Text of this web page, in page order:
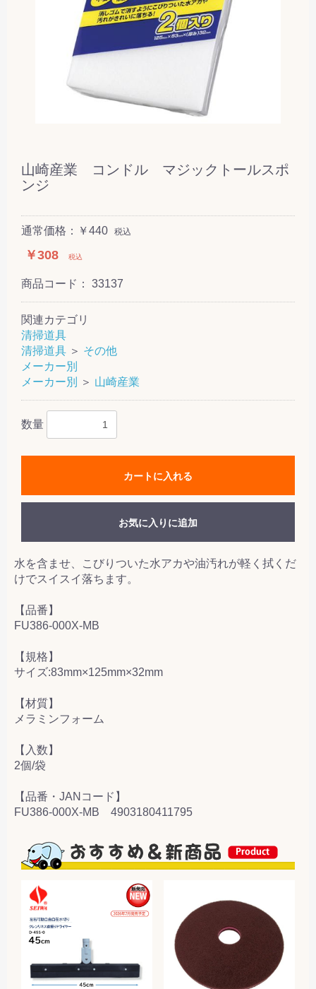
山崎産業 コンドル マジックトールスポ
ンジ
通常価格：￥440 税込
￥308 税込
商品コード： 33137
関連カテゴリ
清掃道具
清掃道具 ＞ その他
メーカー別
メーカー別
＞ 山崎産業
数量
カートに入れる
お気に入りに追加
水を含ませ、こびりついた水アカや油汚れが軽く拭くだ
けでスイスイ落ちます。
【品番】
FU386-000X-MB
【規格】
サイズ:83mm×125mm×32mm
【材質】
メラミンフォーム
【入数】
2個/袋
【品番・JANコード】
FU386-000X-MB 4903180411795